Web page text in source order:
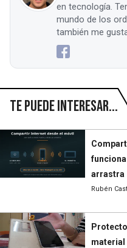
en tecnología.
mundo de los
también me
Te puede interesar...
funciona
arrastra
Rubén
material